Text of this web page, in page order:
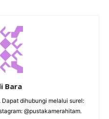
Bara
dihubungi melalui surel:
@pustakamerahitam.